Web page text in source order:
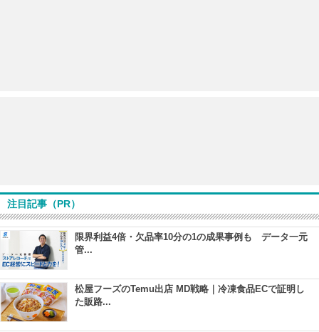
注目記事（PR）
限界利益4倍・欠品率10分の1の成果事例も データ一元
管...
松屋フーズのTemu出店 MD戦略｜冷凍食品ECで証明し
た販路...